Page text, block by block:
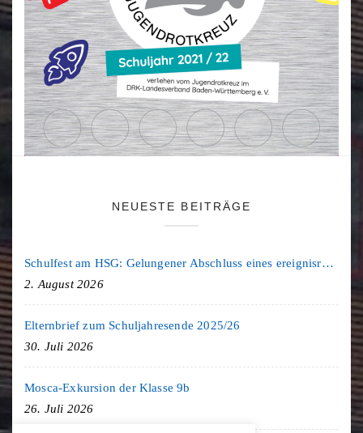
NEUESTE BEITRÄGE
Schulfest am HSG: Gelungener Abschluss eines ereignisreichen Schuljahres
2. August 2026
Elternbrief zum Schuljahresende 2025/26
30. Juli 2026
Mosca-Exkursion der Klasse 9b
26. Juli 2026